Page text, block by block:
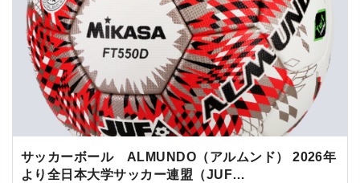
サッカーボール ALMUNDO（アルムンド） 2026年
より全日本大学サッカー連盟（JUF…